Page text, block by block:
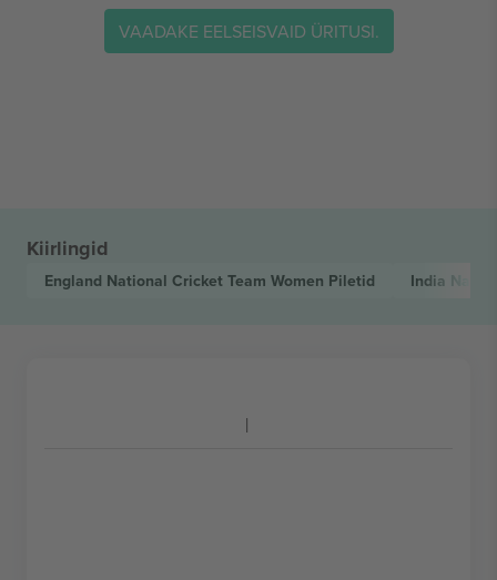
VAADAKE EELSEISVAID ÜRITUSI.
Kiirlingid
England National Cricket Team Women Piletid India